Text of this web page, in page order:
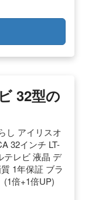
32型の
し アイリスオ
32インチ LT-
テレビ 液晶 デ
1年保証 ブラ
(1倍+1倍UP)